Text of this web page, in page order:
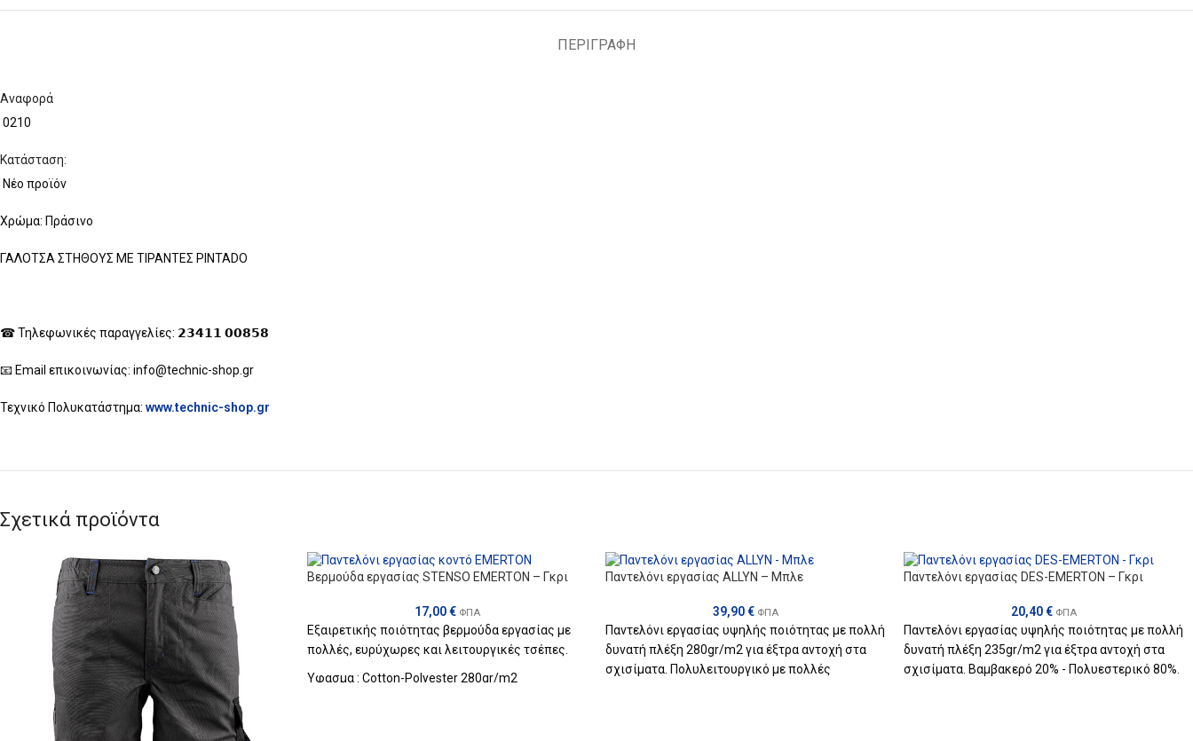
ΠΕΡΙΓΡΑΦΉ
Αναφορά
0210
Κατάσταση:
Νέο προϊόν
Χρώμα: Πράσινο
ΓΑΛΟΤΣΑ ΣΤΗΘΟΥΣ ΜΕ ΤΙΡΑΝΤΕΣ PINTADO
☎ Τηλεφωνικές παραγγελίες: 𝟮𝟯𝟰𝟭𝟭 𝟬𝟬𝟴𝟱𝟴
📧 Email επικοινωνίας: info@technic-shop.gr
Τεχνικό Πολυκατάστημα: www.technic-shop.gr
Σχετικά προϊόντα
Βερμούδα εργασίας STENSO EMERTON – Γκρι
17,00€ ΦΠΑ
Εξαιρετικής ποιότητας βερμούδα εργασίας με
πολλές, ευρύχωρες και λειτουργικές τσέπες.
Ύφασμα : Cotton-Polyester 280gr/m2
Παντελόνι εργασίας ALLYN – Μπλε
39,90€ ΦΠΑ
Παντελόνι εργασίας υψηλής ποιότητας με πολλή
δυνατή πλέξη 280gr/m2 για έξτρα αντοχή στα
σχισίματα. Πολυλειτουργικό με πολλές
Παντελόνι εργασίας DES-EMERTON – Γκρι
20,40€ ΦΠΑ
Παντελόνι εργασίας υψηλής ποιότητας με πολλή
δυνατή πλέξη 235gr/m2 για έξτρα αντοχή στα
σχισίματα. Βαμβακερό 20% - Πολυεστερικό 80%.